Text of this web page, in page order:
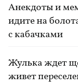
Анекдоты и
идите на
с кабачками
Жулька ждет
живет